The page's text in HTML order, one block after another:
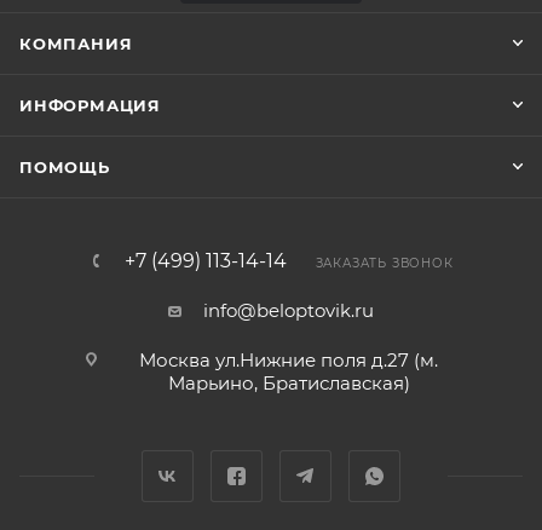
КОМПАНИЯ
ИНФОРМАЦИЯ
ПОМОЩЬ
+7 (499) 113-14-14 ЗАКАЗАТЬ ЗВОНОК
info@beloptovik.ru
Москва ул.Нижние поля д.27 (м.
Марьино, Братиславская)